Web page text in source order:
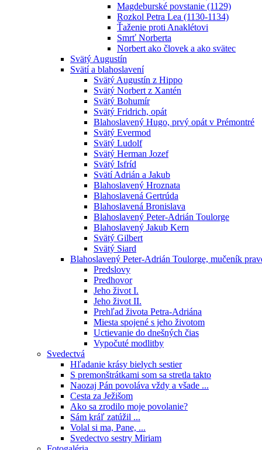
Magdeburské povstanie (1129)
Rozkol Petra Lea (1130-1134)
Ťaženie proti Anaklétovi
Smrť Norberta
Norbert ako človek a ako svätec
Svätý Augustín
Svätí a blahoslavení
Svätý Augustín z Hippo
Svätý Norbert z Xantén
Svätý Bohumír
Svätý Fridrich, opát
Blahoslavený Hugo, prvý opát v Prémontré
Svätý Evermod
Svätý Ludolf
Svätý Herman Jozef
Svätý Isfríd
Svätí Adrián a Jakub
Blahoslavený Hroznata
Blahoslavená Gertrúda
Blahoslavená Bronislava
Blahoslavený Peter-Adrián Toulorge
Blahoslavený Jakub Kern
Svätý Gilbert
Svätý Siard
Blahoslavený Peter-Adrián Toulorge, mučeník
Predslovy
Predhovor
Jeho život I.
Jeho život II.
Prehľad života Petra-Adriána
Miesta spojené s jeho životom
Uctievanie do dnešných čias
Vypočuté modlitby
Svedectvá
Hľadanie krásy bielych sestier
S premonštrátkami som sa stretla takto
Naozaj Pán povoláva vždy a všade ...
Cesta za Ježišom
Ako sa zrodilo moje povolanie?
Sám kráľ zatúžil ...
Volal si ma, Pane, ...
Svedectvo sestry Miriam